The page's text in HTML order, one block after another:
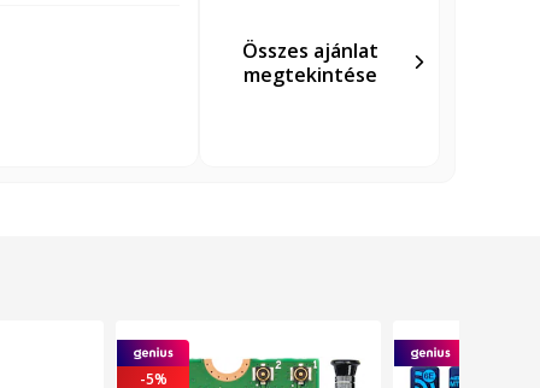
Összes ajánlat
megtekintése
-5%